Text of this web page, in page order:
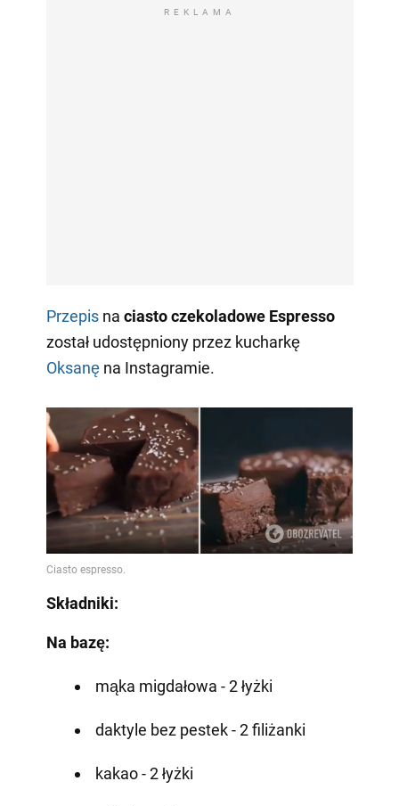
REKLAMA
Przepisna ciasto czekoladowe Espresso
został udostępniony przez kucharkę
Oksanęna Instagramie.
Składniki:
Na bazę:
mąka migdałowa - 2 łyżki
daktyle bez pestek - 2 filiżanki
kakao - 2 łyżki